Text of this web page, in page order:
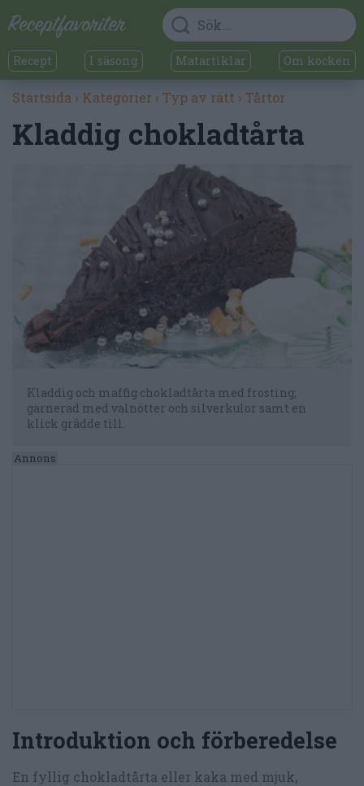
Recept I säsong Matartiklar Om kocken
Startsida › Kategorier › Typ av rätt › Tårtor
Kladdig chokladtårta
Kladdig och maffig chokladtårta med frosting;
garnerad med valnötter och silverkulor samt en
klick grädde till.
Introduktion och förberedelse
En fyllig chokladtårta eller kaka med mjuk,